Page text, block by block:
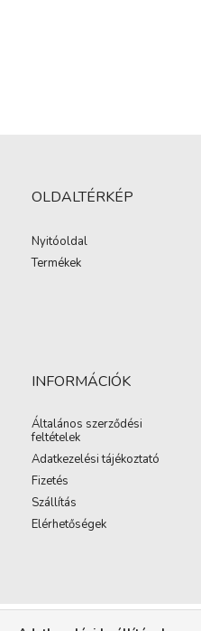
OLDALTÉRKÉP
Nyitóoldal
Termékek
INFORMÁCIÓK
Általános szerződési
feltételek
Adatkezelési tájékoztató
Fizetés
Szállítás
Elérhetőségek